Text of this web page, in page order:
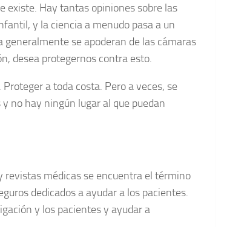
existe. Hay tantas opiniones sobre las
y la ciencia a menudo pasa a un
generalmente se apoderan de las cámaras
desea protegernos contra esto.
a toda costa. Pero a veces, se
no hay ningún lugar al que puedan
revistas médicas se encuentra el término
dedicados a ayudar a los pacientes.
y los pacientes y ayudar a